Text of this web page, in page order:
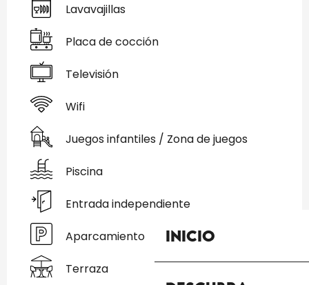
Inicio
Lavavajillas
Placa de cocción
Televisión
Wifi
Juegos infantiles / Zona de juegos
Piscina
Entrada independiente
Aparcamiento
Terraza